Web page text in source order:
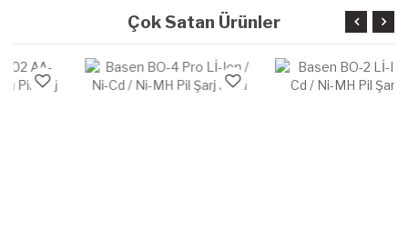
Çok Satan Ürünler